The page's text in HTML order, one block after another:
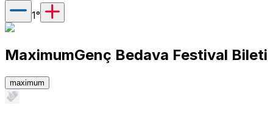
1°
MaximumGenç Bedava Festival Bileti
maximum